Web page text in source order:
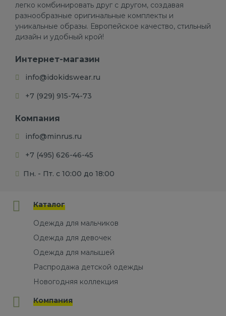
легко комбинировать друг с другом, создавая
разнообразные оригинальные комплекты и
уникальные образы. Европейское качество, стильный
дизайн и удобный крой!
Интернет-магазин
info@idokidswear.ru
+7 (929) 915-74-73
Компания
info@minrus.ru
+7 (495) 626-46-45
Пн. - Пт. с 10:00 до 18:00
Каталог
Одежда для мальчиков
Одежда для девочек
Одежда для малышей
Распродажа детской одежды
Новогодняя коллекция
Компания